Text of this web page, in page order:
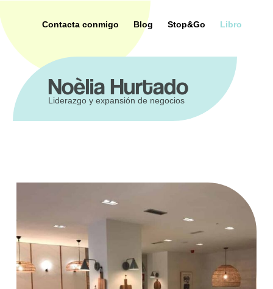
contenido
Contacta conmigo Blog Stop&Go Libro
Noèlia Hurtado
Liderazgo y expansión de negocios